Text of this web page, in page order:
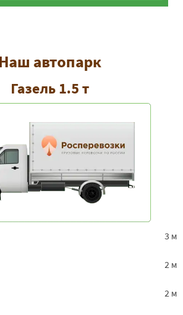
Наш автопарк
Газель 1.5 т
3 м
2 м
2 м